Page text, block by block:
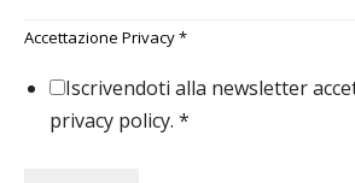
Accettazione Privacy*
Iscrivendoti alla newsletter
privacy policy. *